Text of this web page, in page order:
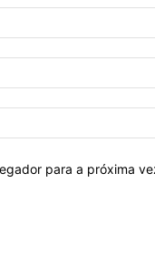
para a próxima